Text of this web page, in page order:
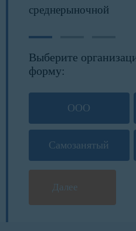
среднерыночной
Выберите
форму:
ООО
Самозанятый
Далее